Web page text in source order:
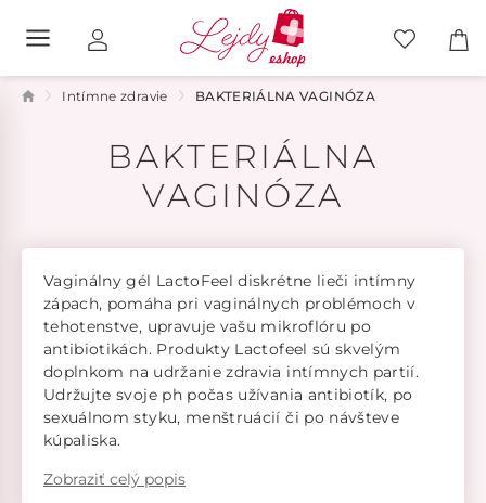
Intímne zdravie BAKTERIÁLNA VAGINÓZA
BAKTERIÁLNA
VAGINÓZA
Vaginálny gél LactoFeel diskrétne lieči intímny
zápach, pomáha pri vaginálnych problémoch v
tehotenstve, upravuje vašu mikroflóru po
antibiotikách. Produkty Lactofeel sú skvelým
doplnkom na udržanie zdravia intímnych partií.
Udržujte svoje ph počas užívania antibiotík, po
sexuálnom styku, menštruácií či po návšteve
kúpaliska.
Zobraziť celý popis